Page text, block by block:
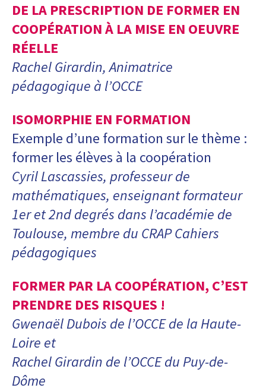
DE LA PRESCRIPTION DE FORMER EN
COOPÉRATION À LA MISE EN OEUVRE
RÉELLE
Rachel Girardin, Animatrice
pédagogique à l’OCCE
ISOMORPHIE EN FORMATION
Exemple d’une formation sur le thème :
former les élèves à la coopération
Cyril Lascassies, professeur de
mathématiques, enseignant formateur
1er et 2nd degrés dans l’académie de
Toulouse, membre du CRAP Cahiers
pédagogiques
FORMER PAR LA COOPÉRATION, C’EST
PRENDRE DES RISQUES !
Gwenaël Dubois de l’OCCE de la Haute-
Loire et
Rachel Girardin de l’OCCE du Puy-de-
Dôme